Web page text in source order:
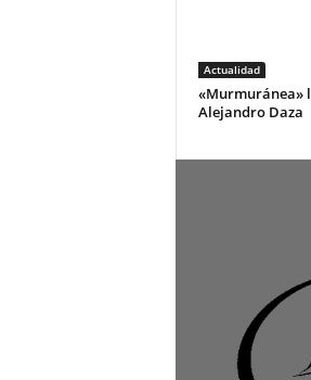
Actualidad
«Murmuránea»
Alejandro Daza